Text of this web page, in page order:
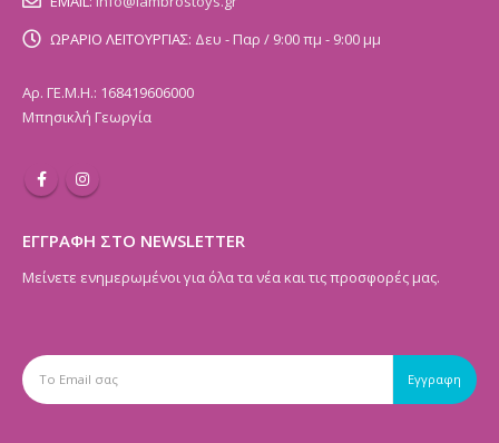
ΩΡΑΡΙΟ ΛΕΙΤΟΥΡΓΙΑΣ: Δευ - Παρ / 9:00 πμ - 9:00 μμ
Αρ. ΓΕ.Μ.Η.: 168419606000
Μπησικλή Γεωργία
ΕΓΓΡΑΦΗ ΣΤΟ NEWSLETTER
Μείνετε ενημερωμένοι για όλα τα νέα και τις προσφορές μας.